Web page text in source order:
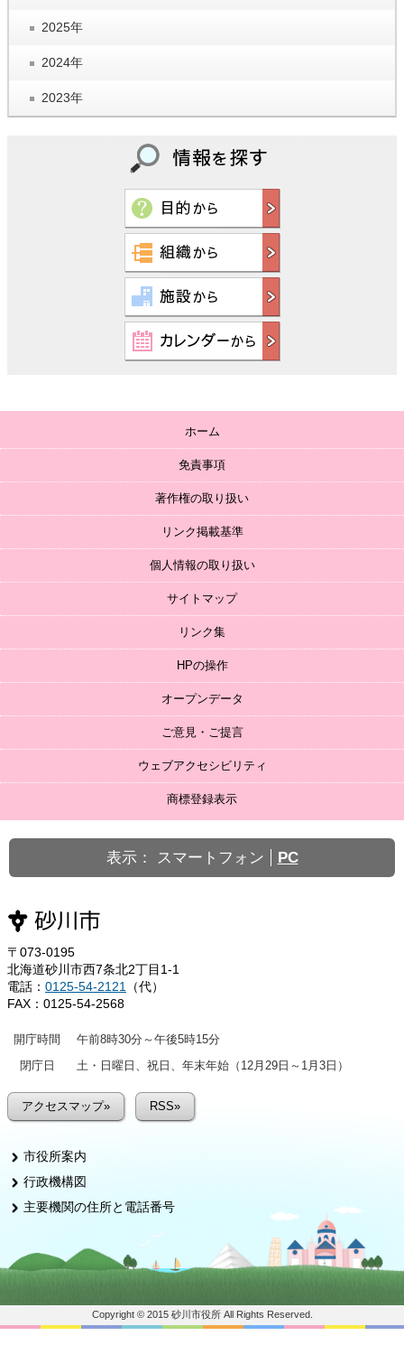
2025年
2024年
2023年
ホーム
免責事項
著作権の取り扱い
リンク掲載基準
個人情報の取り扱い
サイトマップ
リンク集
HPの操作
オープンデータ
ご意見・ご提言
ウェブアクセシビリティ
商標登録表示
表示： スマートフォン PC
〒073-0195
北海道砂川市西7条北2丁目1-1
電話： 0125-54-2121
（代）
FAX：0125-54-2568
開庁時間
午前8時30分～午後5時15分
閉庁日
土・日曜日、祝日、年末年始（12月29日～1月3日）
アクセスマップ» RSS»
市役所案内
行政機構図
主要機関の住所と電話番号
Copyright © 2015 砂川市役所 All Rights Reserved.